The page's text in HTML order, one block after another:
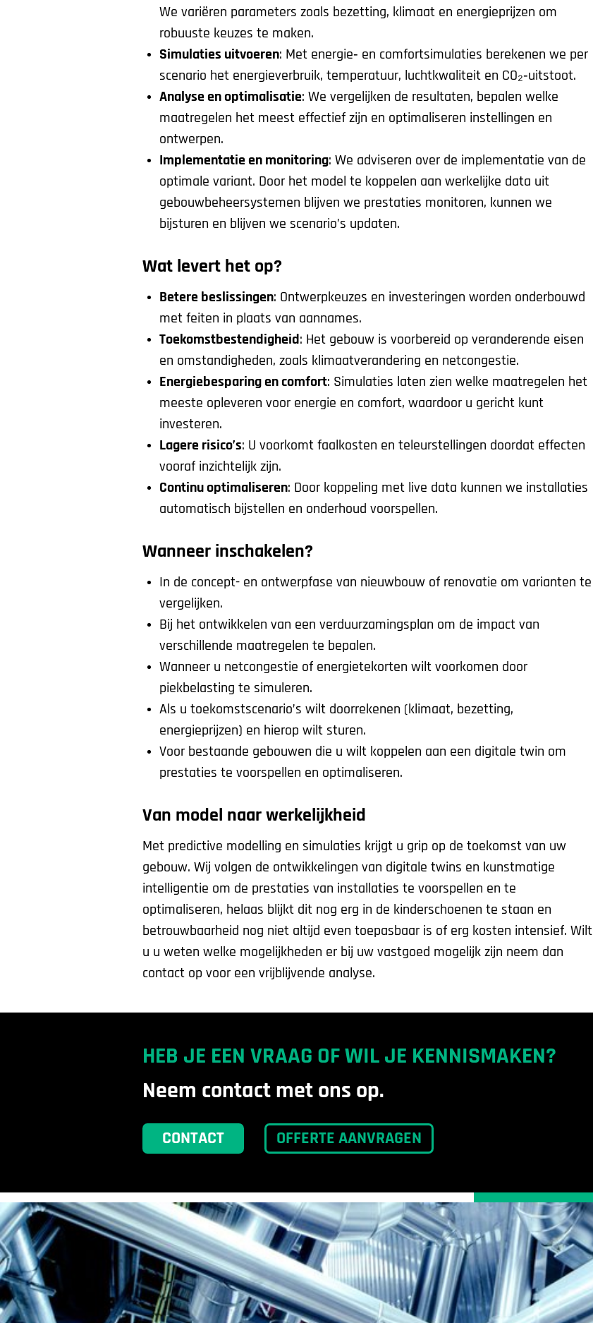
We variëren parameters zoals bezetting, klimaat en energieprijzen om
robuuste keuzes te maken.
Simulaties uitvoeren: Met energie‑ en comfortsimulaties berekenen we per
scenario het energieverbruik, temperatuur, luchtkwaliteit en CO₂‑uitstoot.
Analyse en optimalisatie: We vergelijken de resultaten, bepalen welke
maatregelen het meest effectief zijn en optimaliseren instellingen en
ontwerpen.
Implementatie en monitoring: We adviseren over de implementatie van de
optimale variant. Door het model te koppelen aan werkelijke data uit
gebouwbeheersystemen blijven we prestaties monitoren, kunnen we
bijsturen en blijven we scenario’s updaten.
Wat levert het op?
Betere beslissingen: Ontwerpkeuzes en investeringen worden onderbouwd
met feiten in plaats van aannames.
Toekomstbestendigheid: Het gebouw is voorbereid op veranderende eisen
en omstandigheden, zoals klimaatverandering en netcongestie.
Energiebesparing en comfort: Simulaties laten zien welke maatregelen het
meeste opleveren voor energie en comfort, waardoor u gericht kunt
investeren.
Lagere risico’s: U voorkomt faalkosten en teleurstellingen doordat effecten
vooraf inzichtelijk zijn.
Continu optimaliseren: Door koppeling met live data kunnen we installaties
automatisch bijstellen en onderhoud voorspellen.
Wanneer inschakelen?
In de concept- en ontwerpfase van nieuwbouw of renovatie om varianten te
vergelijken.
Bij het ontwikkelen van een verduurzamingsplan om de impact van
verschillende maatregelen te bepalen.
Wanneer u netcongestie of energietekorten wilt voorkomen door
piekbelasting te simuleren.
Als u toekomstscenario’s wilt doorrekenen (klimaat, bezetting,
energieprijzen) en hierop wilt sturen.
Voor bestaande gebouwen die u wilt koppelen aan een digitale twin om
prestaties te voorspellen en optimaliseren.
Van model naar werkelijkheid
Met predictive modelling en simulaties krijgt u grip op de toekomst van uw
gebouw. Wij volgen de ontwikkelingen van digitale twins en kunstmatige
intelligentie om de prestaties van installaties te voorspellen en te
optimaliseren, helaas blijkt dit nog erg in de kinderschoenen te staan en
betrouwbaarheid nog niet altijd even toepasbaar is of erg kosten intensief. Wilt
u u weten welke mogelijkheden er bij uw vastgoed mogelijk zijn neem dan
contact op voor een vrijblijvende analyse.
HEB JE EEN VRAAG OF WIL JE KENNISMAKEN?
Neem contact met ons op.
CONTACT OFFERTE AANVRAGEN